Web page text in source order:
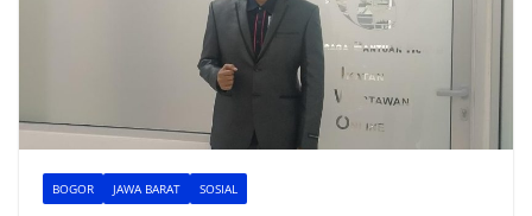
BOGOR JAWA BARAT SOSIAL